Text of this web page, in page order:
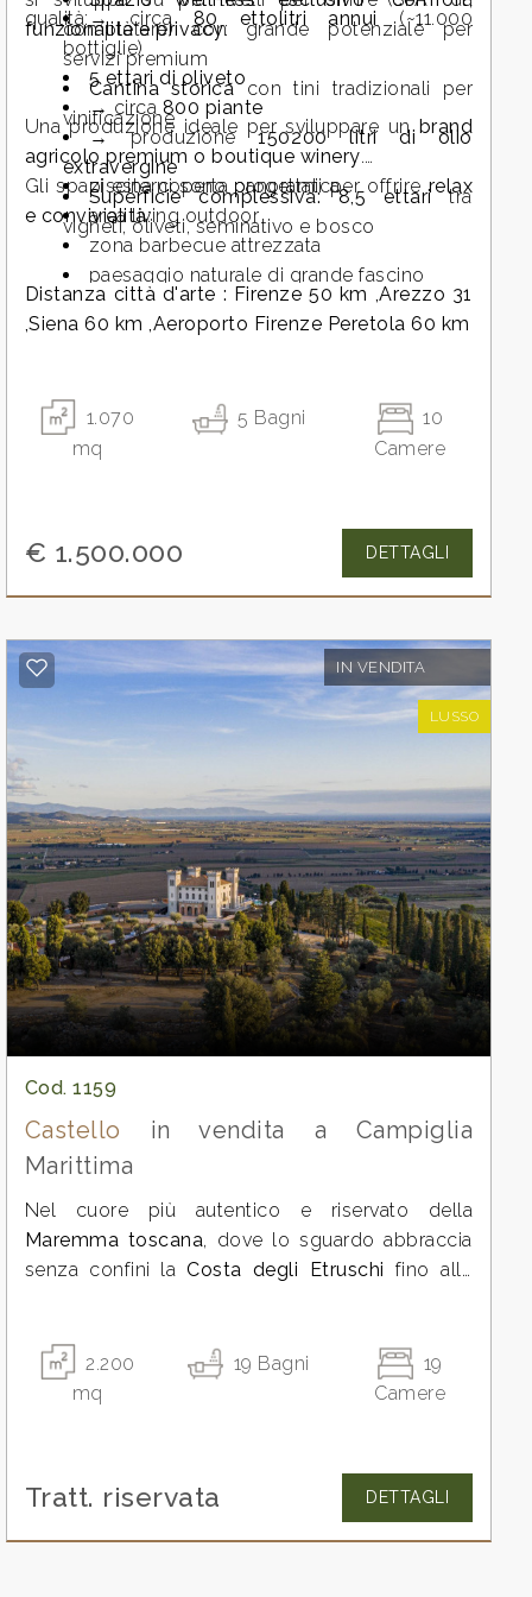
funzionalità e privacy:
completare) con grande potenziale per
servizi premium
Cantina storicacon tini tradizionali per
vinificazione
qualità: → circa 80 ettolitri annui (~11.000
bottiglie)
5 ettari di oliveto
→ circa 800 piante
→ produzione150200 litri di olio
extravergine
Superficie complessiva: 8,5 ettari tra
vigneti, oliveti, seminativo e bosco
Una produzione ideale per sviluppare un brand
agricolo premium o boutique winery.
Gli spazi esterni sono progettati per offrirerelax
e convivialità:
piscina coperta panoramica
area living outdoor
zona barbecue attrezzata
paesaggio naturale di grande fascino
Distanza città d'arte : Firenze 50 km ,Arezzo 31
,Siena 60 km ,Aeroporto Firenze Peretola 60 km
1.070
mq
5 Bagni
10
Camere
€ 1.500.000 DETTAGLI
IN VENDITA
LUSSO
Cod. 1159
Castello in vendita a Campiglia
Marittima
Nel cuore più autentico e riservato della
Maremma toscana, dove lo sguardo abbraccia
senza confini laCosta degli Etruschi fino alle
iconica, destinata a una clientela internazionale
che ricerca unicità, riservatezza e prestigio senza
incontaminato di vigneti, uliveti e boschi privati, la
proprietà è stata oggetto di un restauro
impeccabile, eseguito con sensibilità filologica e
2.200
mq
19 Bagni
19
Camere
Tratt. riservata DETTAGLI